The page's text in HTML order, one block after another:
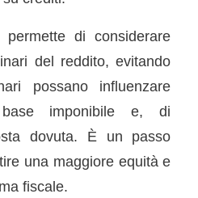
permette di considerare
del reddito, evitando
possano influenzare
imponibile e, di
dovuta. È un passo
una maggiore equità e
fiscale.